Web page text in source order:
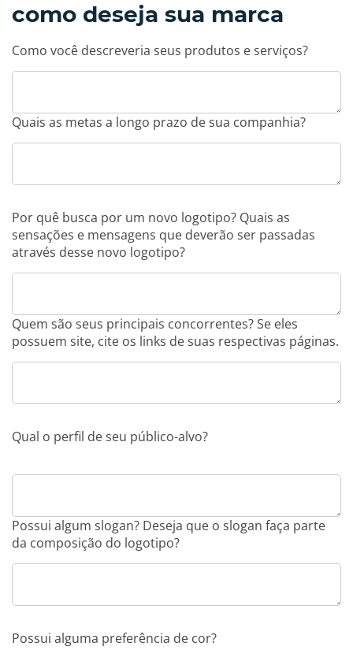
como deseja sua marca
Como você descreveria seus produtos e serviços?
Quais as metas a longo prazo de sua companhia?
Por quê busca por um novo logotipo? Quais as
sensações e mensagens que deverão ser passadas
através desse novo logotipo?
Quem são seus principais concorrentes? Se eles
possuem site, cite os links de suas respectivas páginas.
Qual o perfil de seu público-alvo?
Possui algum slogan? Deseja que o slogan faça parte
da composição do logotipo?
Possui alguma preferência de cor?